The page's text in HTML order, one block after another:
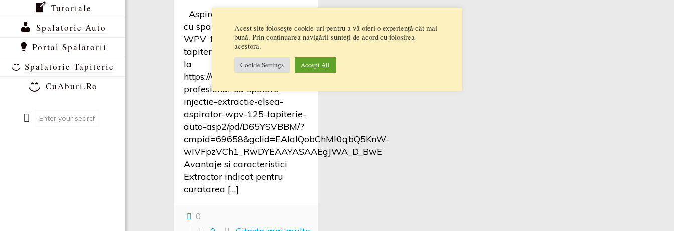
Tutoriale
Spalatorie Auto
Portal Spalatorii
Spalatorie Tapiterie
CuAburi.Ro
Aspirator injectie extractie
cu spalare ELSEA Aspirator
WPV 125 – curatare spalare
tapiterie auto Cumparat de
la
https://www.emag.ro/aspirator-
profesional-cu-spalare-
injectie-extractie-elsea-
aspirator-wpv-125-tapiterie-
auto-asp2/pd/D65YSVBBM/?
cmpid=69658&gclid=EAIaIQobChMI0qbQ5KnW-
wIVFpzVCh1_RwDYEAAYASAAEgJWA_D_BwE
Avantaje si caracteristici
Extractor indicat pentru
curatarea […]
0
Acest site folosește cookie-uri pentru a vă oferi o experiență cât mai
bună. Prin continuarea navigării sunteți de acord cu folosirea
acestora.
Cookie Settings Accept All